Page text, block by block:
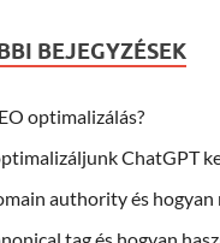
BEJEGYZÉSEK
optimalizálás?
ChatGPT
authority és hogyan